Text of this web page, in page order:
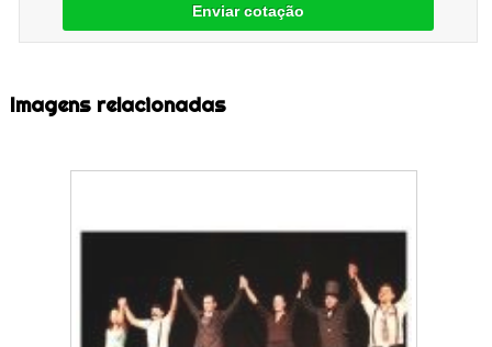
Enviar cotação
Imagens relacionadas